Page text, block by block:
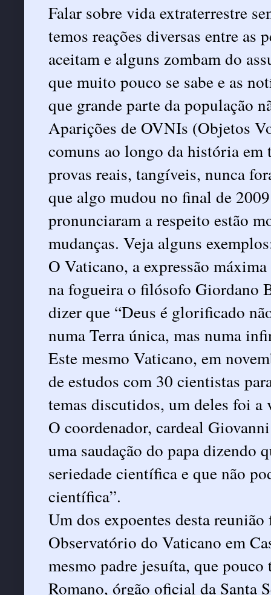
Falar sobre vida extraterrestre
temos reações diversas entre as
aceitam e alguns zombam do
que muito pouco se sabe e as
que grande parte da população
Aparições de OVNIs (Objetos
comuns ao longo da história em
provas reais, tangíveis, nunca
que algo mudou no final de
pronunciaram a respeito estão
mudanças. Veja alguns
O Vaticano, a expressão
na fogueira o filósofo Giordano
dizer que “Deus é glorificado
numa Terra única, mas numa
Este mesmo Vaticano, em
de estudos com 30 cientistas
temas discutidos, um deles foi
O coordenador, cardeal
uma saudação do papa dizendo
seriedade científica e que não
científica”.
Um dos expoentes desta
Observatório do Vaticano em
mesmo padre jesuíta, que
Romano, órgão oficial da Santa